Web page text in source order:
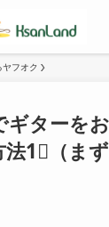
ヤフオク
ターをお
法1⃣（ま